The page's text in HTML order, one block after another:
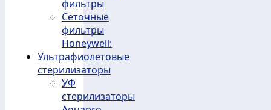
фильтры
Сеточные
фильтры
Honeywell:
Ультрафиолетовые
стерилизаторы
УФ
стерилизаторы